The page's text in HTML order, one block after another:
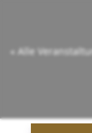
springen
« Alle